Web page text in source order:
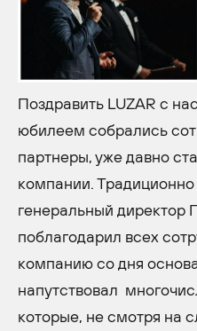
Поздравить LUZAR с
юбилеем собрались
партнеры, уже давно
компании. Традиционно
генеральный директор
поблагодарил всех
компанию со дня
напутствовал
которые, не смотря на